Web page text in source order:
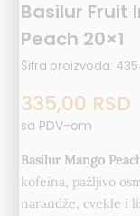
Basilur Fruit
Peach 20×1
Šifra proizvoda:
335,00 RSD
sa PDV-om
Basilur Mango
kofeina, pažljivo
narandže, cvekle i